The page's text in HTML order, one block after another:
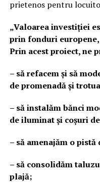
prietenos pentru
„Valoarea investiției
prin fonduri
Prin acest proiect, ne
– să refacem și să
de promenadă și
– să instalăm bănci
de iluminat și coșuri
– să amenajăm o
– să consolidăm
plajă;